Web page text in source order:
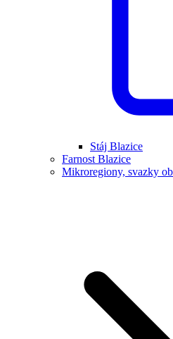
Stáj Blazice
Farnost Blazice
Mikroregiony, svazky